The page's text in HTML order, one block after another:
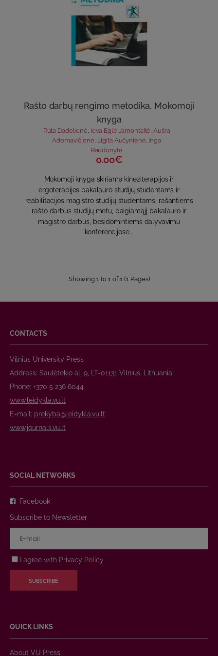
Rašto darbų rengimo metodika. Mokomoji
knyga
Rūta Dadelienė, Ieva Eglė Jamontaitė,Aušra
Adomavičienė, Ligita Aučynienė, Inga
Raudonytė
0.00€
Mokomoji knyga skiriama kineziterapijos ir
ergoterapijos bakalauro studijų studentams ir
reabilitacijos magistro studijų studentams, rašantiems
rašto darbus studijų metu, baigiamąjį bakalauro ir
magistro darbus, besidomintiems dalyvavimu
konferencijose...
Showing 1 to 1 of 1 (1 Pages)
CONTACTS
Vilnius University Press
Address: Saulėtekio al. 9, LT-01131 Vilnius, Lithuania
Phone: +370 5 236 6044
www.leidykla.vu.lt
E-mail: prekyba@leidykla.vu.lt
www.journals.vu.lt
SOCIAL NETWORKS
Facebook
Subscribe to Newsletter
I agree with Privacy Policy
SUBSCRIBE
QUICK LINKS
About VU Press